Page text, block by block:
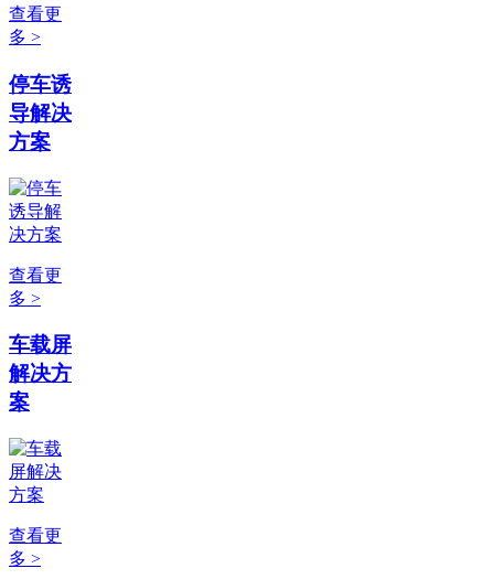
查看更
多 >
停车诱
导解决
方案
查看更
多 >
车载屏
解决方
案
查看更
多 >